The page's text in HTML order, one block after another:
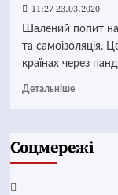
11:27 23.03.2020
Шалений попит на
та самоізоляція.
країнах через
Детальніше
Соцмережі
Facebook